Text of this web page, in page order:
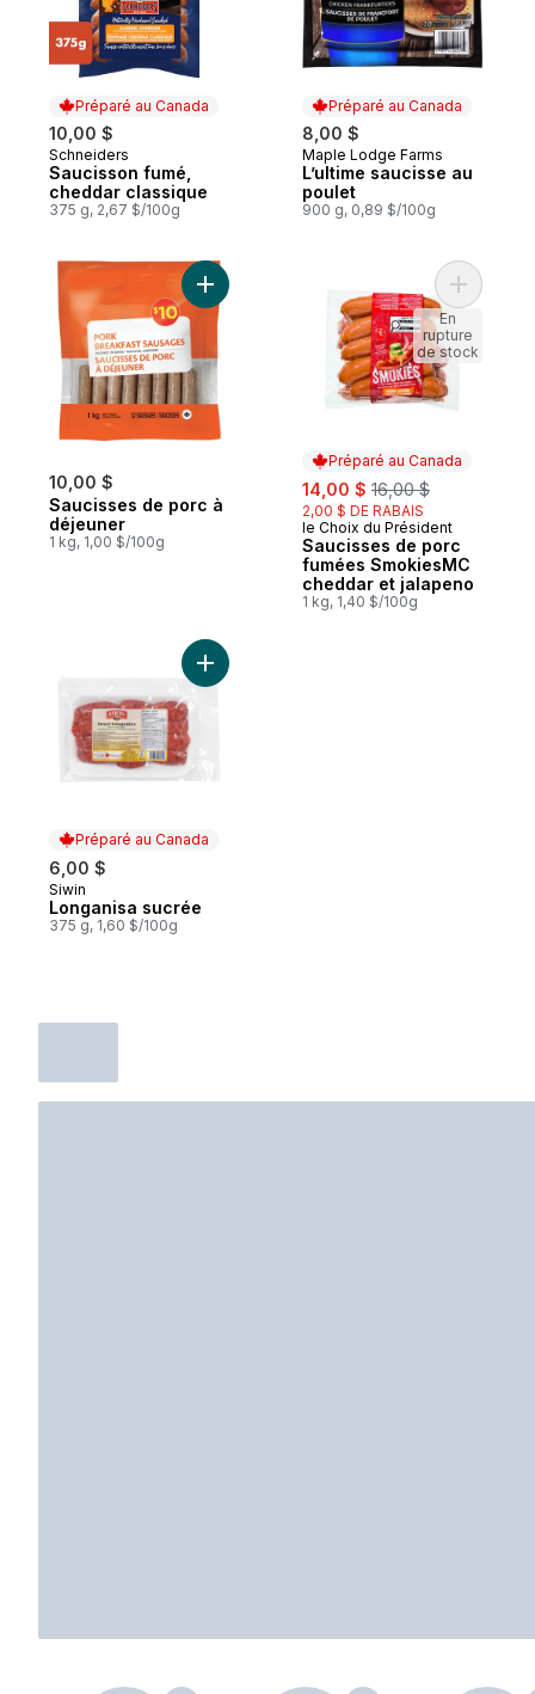
Préparé au Canada
10,00 $
Préparé au Canada
Schneiders
Saucisson fumé,
cheddar classique
375 g, 2,67 $/100g
Préparé au Canada
8,00 $
Préparé au Canada
Maple Lodge Farms
L’ultime saucisse au
poulet
900 g, 0,89 $/100g
10,00 $
Saucisses de porc à
déjeuner
1 kg, 1,00 $/100g
Ajouter Saucisses de porc à déjeuner au
Préparé au Canada
sale:
14,00 $ , formerly:
16,00 $
2,00 $ DE RABAIS
Préparé au Canada
le Choix du Président
Saucisses de porc
fumées SmokiesMC
cheddar et jalapeno
1 kg, 1,40 $/100g
Ajouter
En
rupture
de stock
Préparé au Canada
6,00 $
Préparé au Canada
Siwin
Longanisa sucrée
375 g, 1,60 $/100g
Ajouter Longanisa sucrée au panier